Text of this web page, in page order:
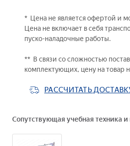
* Цена не является офертой и
Цена не включает в себя
пуско-наладочные работы.
** В связи со сложностью
комплектующих, цену на товар
РАССЧИТАТЬ
Сопутствующая учебная техника и
Запросить
Задать
товару
Ваше имя*
Ваше имя*